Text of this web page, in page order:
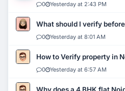
0 Yesterday at 2:43 PM
What should I verify
0 Yesterday at 8:01 AM
How to Verify property in
0 Yesterday at 6:57 AM